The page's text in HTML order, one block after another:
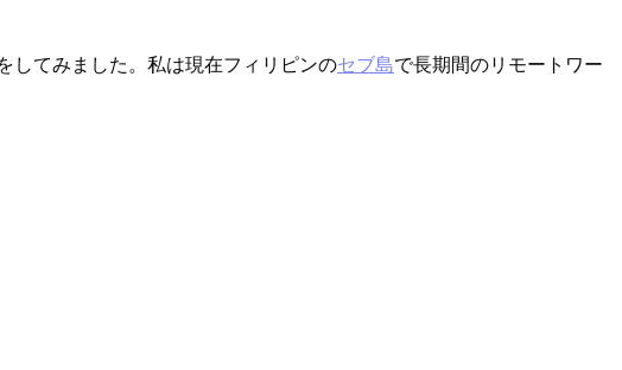
してみました。私は現在フィリピンのセブ島で長期間のリモートワー